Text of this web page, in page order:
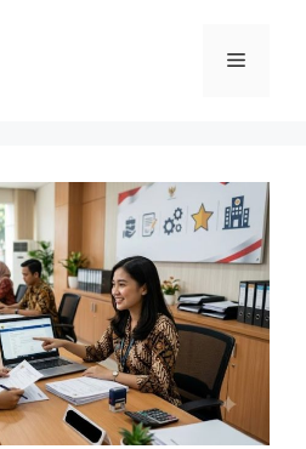
Menu